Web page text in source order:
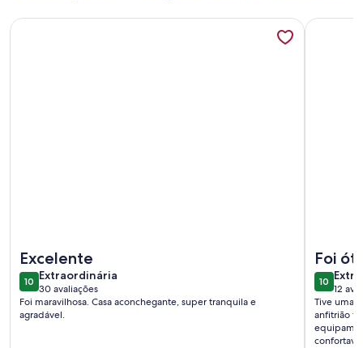
Excelente
1010 de 10
Extraordinária
extraordinária
30 avaliações
(30
avaliações)
Foi maravilhosa. Casa aconchegante, super tranquila e
agradável.
Mais informações sobre Tranquilidade no canto direito da
Foi
1010 de 10
12
(12
Tive uma
anfitrião
Mais